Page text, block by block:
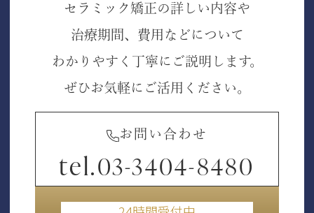
セラミック矯正の詳しい内容や
治療期間、費用などについて
わかりやすく丁寧にご説明します。
ぜひお気軽にご活用ください。
お問い合わせ
tel.03-3404-8480